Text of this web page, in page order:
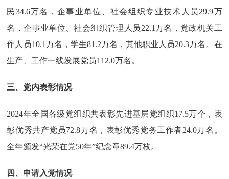
民34.6万名，企事业单位、社会组织专业技术人员29.9万
名，企事业单位、社会组织管理人员22.1万名，党政机关工
作人员10.1万名，学生81.2万名，其他职业人员20.3万名。在
生产、工作一线发展党员112.0万名。
三、党内表彰情况
2024年全国各级党组织共表彰先进基层党组织17.5万个，表
彰优秀共产党员72.8万名，表彰优秀党务工作者24.0万名。
全年颁发“光荣在党50年”纪念章89.4万枚。
四、申请入党情况